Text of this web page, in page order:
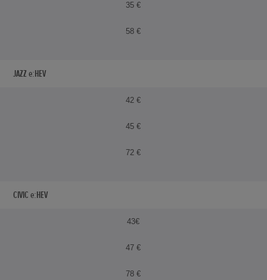
35 €
58 €
JAZZ e:HEV
42 €
45 €
72 €
CIVIC e:HEV
43€
47 €
78 €